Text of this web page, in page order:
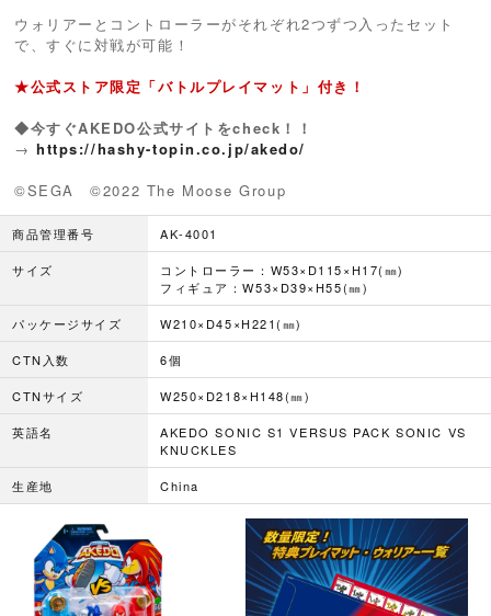
ウォリアーとコントローラーがそれぞれ2つずつ入ったセット
で、すぐに対戦が可能！
★公式ストア限定「バトルプレイマット」付き！
◆今すぐAKEDO公式サイトをcheck！！
→https://hashy-topin.co.jp/akedo/
©SEGA ©2022 The Moose Group
商品管理番号 AK-4001
サイズ
コントローラー：W53×D115×H17(㎜)
フィギュア：W53×D39×H55(㎜)
パッケージサイズ W210×D45×H221(㎜)
CTN入数 6個
CTNサイズ W250×D218×H148(㎜)
英語名
AKEDO SONIC S1 VERSUS PACK SONIC VS
KNUCKLES
生産地 China